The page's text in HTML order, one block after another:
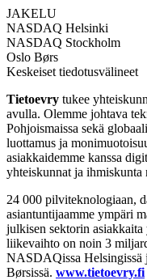
JAKELU
NASDAQ Helsinki
NASDAQ Stockholm
Oslo Børs
Keskeiset tiedotusvälineet
Tietoevry tukee
avulla. Olemme johtava
Pohjoismaissa sekä
luottamus ja
asiakkaidemme kanssa
yhteiskunnat ja ihmiskunta
24 000 pilviteknologiaan,
asiantuntijaamme ympäri
julkisen sektorin
liikevaihto on noin 3
NASDAQissa Helsingissä
Børsissä. www.tietoevry.fi